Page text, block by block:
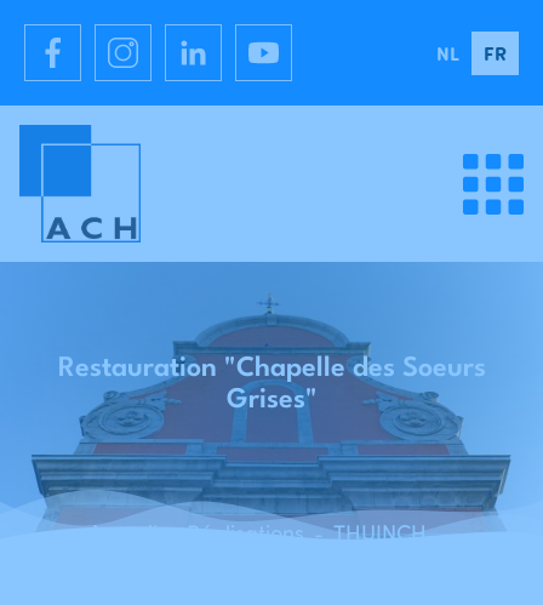
NL FR
Accueil - Réalisations - THUINCHAP - Restauration “Chapelle des Soeurs Grises” - thuin
Restauration "Chapelle des Soeurs
Grises"